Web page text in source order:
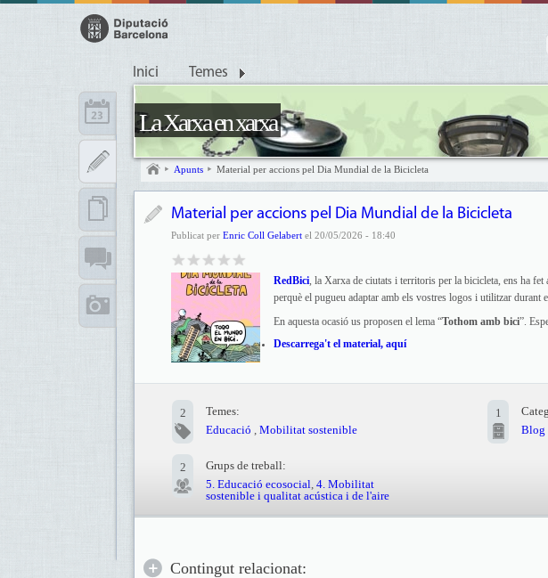
Inici Temes
La Xarxa en xarxa
Apunts Material per accions pel Dia Mundial de la Bicicleta
Material per accions pel Dia Mundial de la Bicicleta
Publicat per Enric Coll Gelabert el 20/05/2026 - 18:40
RedBici, la Xarxa de ciutats i territoris per la bicicleta, ens ha
perquè el pugueu adaptar amb els vostres logos i utilitzar
En aquesta ocasió us proposen el lema “Tothom amb bici”.
Descarrega't el material, aquí
2
Temes:
Educació , Mobilitat sostenible
1
Blog
2
Grups de treball:
5. Educació ecosocial, 4. Mobilitat
sostenible i qualitat acústica i de l'aire
Contingut relacionat: